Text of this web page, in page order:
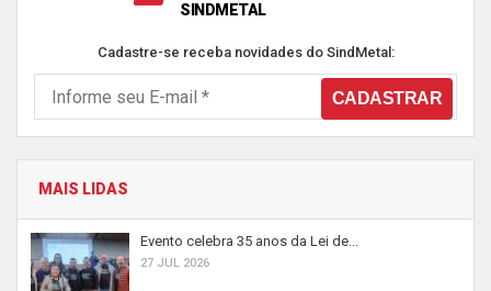
SINDMETAL
Cadastre-se receba novidades do SindMetal:
MAIS LIDAS
Evento celebra 35 anos da Lei de...
27 JUL 2026